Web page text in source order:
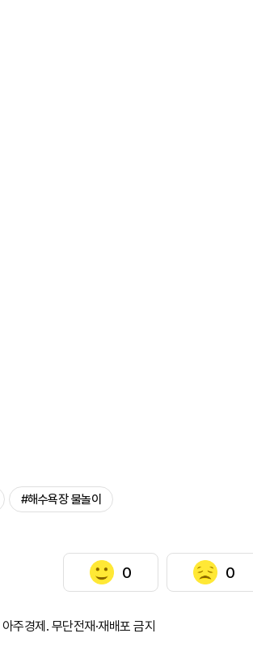
#해수욕장 물놀이
0 0
주경제. 무단전재·재배포 금지